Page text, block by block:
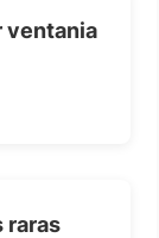
ventania
raras